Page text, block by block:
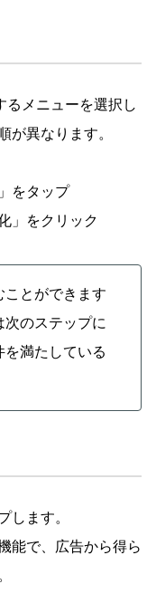
るメニューを選択し
が異なります。
をタップ
」をクリック
ことができます
のステップに
満たしている
します。
能で、広告から得ら